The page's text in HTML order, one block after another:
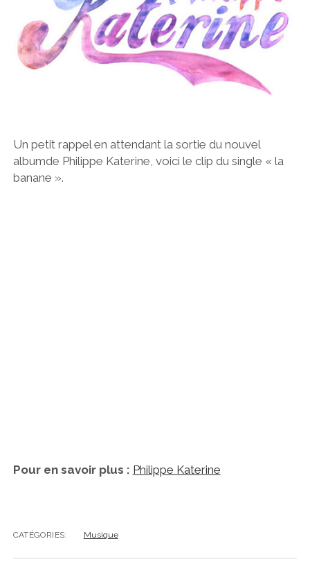
Un petit rappel en attendant la sortie du nouvel
albumde Philippe Katerine, voici le clip du single « la
banane ».
Pour en savoir plus : Philippe Katerine
CATÉGORIES: Musique